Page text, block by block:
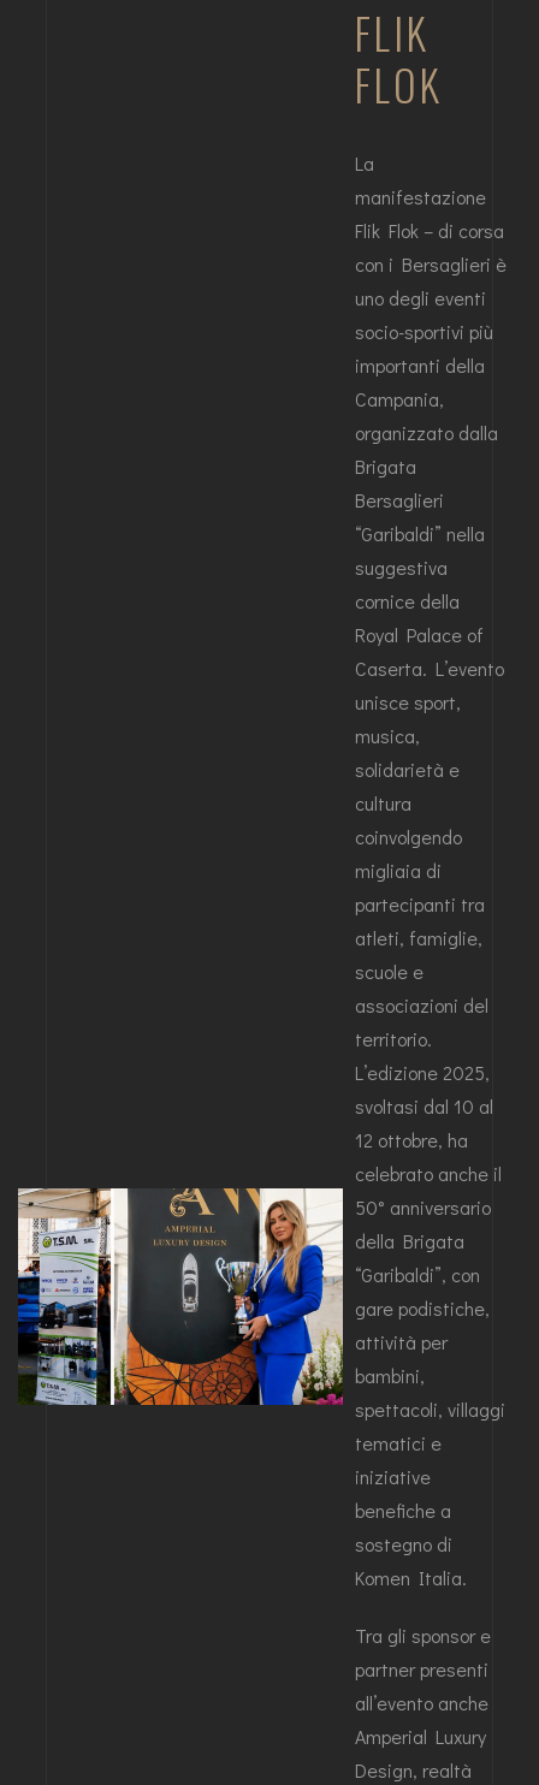
FLIK
FLOK
La
manifestazione
Flik Flok – di corsa
con i Bersaglieri è
uno degli eventi
socio-sportivi più
importanti della
Campania,
organizzato dalla
Brigata
Bersaglieri
“Garibaldi” nella
suggestiva
cornice della
Royal Palace of
Caserta. L’evento
unisce sport,
musica,
solidarietà e
cultura
coinvolgendo
migliaia di
partecipanti tra
atleti, famiglie,
scuole e
associazioni del
territorio.
L’edizione 2025,
svoltasi dal 10 al
12 ottobre, ha
celebrato anche il
50° anniversario
della Brigata
“Garibaldi”, con
gare podistiche,
attività per
bambini,
spettacoli, villaggi
tematici e
iniziative
benefiche a
sostegno di
Komen Italia.
Tra gli sponsor e
partner presenti
all’evento anche
Amperial Luxury
Design, realtà